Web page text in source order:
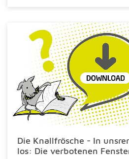
Die Knallfrösche - In
los: Die verbotenen